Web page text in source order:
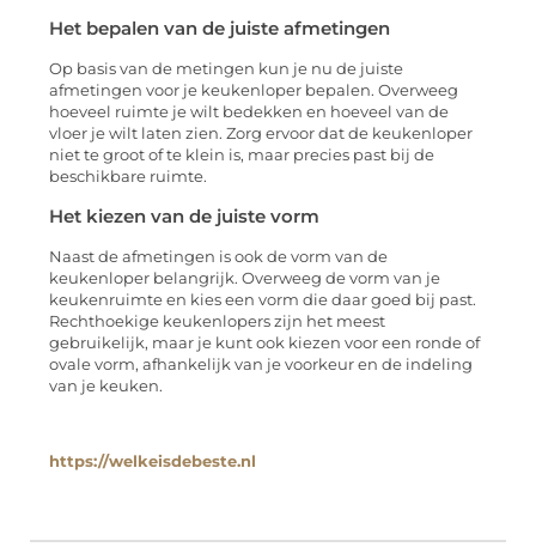
Het bepalen van de juiste afmetingen
Op basis van de metingen kun je nu de juiste
afmetingen voor je keukenloper bepalen. Overweeg
hoeveel ruimte je wilt bedekken en hoeveel van de
vloer je wilt laten zien. Zorg ervoor dat de keukenloper
niet te groot of te klein is, maar precies past bij de
beschikbare ruimte.
Het kiezen van de juiste vorm
Naast de afmetingen is ook de vorm van de
keukenloper belangrijk. Overweeg de vorm van je
keukenruimte en kies een vorm die daar goed bij past.
Rechthoekige keukenlopers zijn het meest
gebruikelijk, maar je kunt ook kiezen voor een ronde of
ovale vorm, afhankelijk van je voorkeur en de indeling
van je keuken.
https://welkeisdebeste.nl